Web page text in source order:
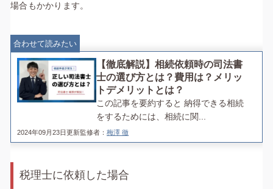
場合もかかります。
合わせて読みたい
【徹底解説】相続依頼時の司法書
士の選び方とは？費用は？メリッ
トデメリットとは？
この記事を要約すると 納得できる相続
をするためには、相続に関...
2024年09月23日更新監修者： 梅澤 徹
税理士に依頼した場合